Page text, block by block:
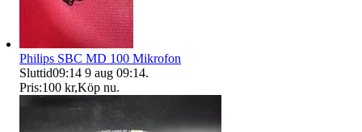
Philips SBC MD 100 Mikrofon
Sluttid09:14 9 aug 09:14.
Pris:100 kr,Köp nu.